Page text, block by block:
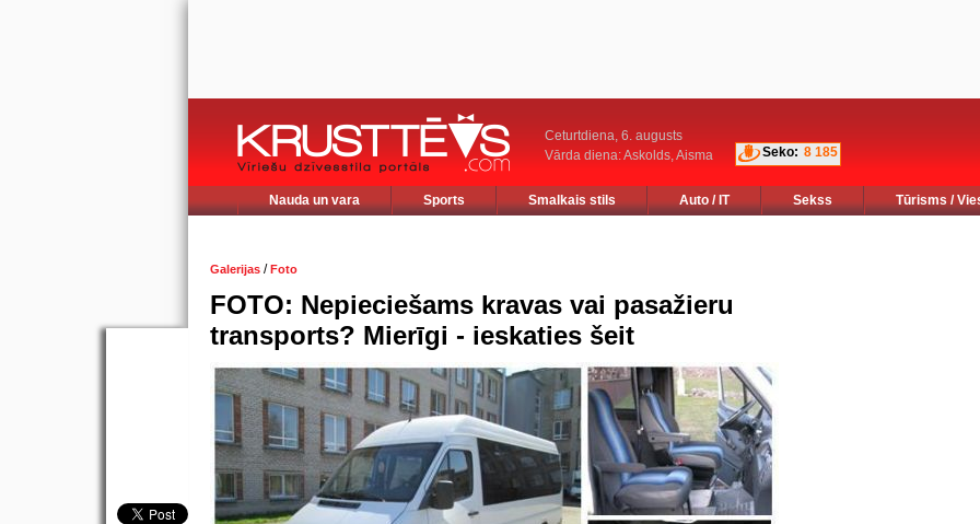
Ceturtdiena, 6. augusts
Vārda diena: Askolds, Aisma
Seko: 8 185
Nauda un vara Sports Smalkais stils Auto / IT Sekss Tūrisms /
Galerijas /Foto
FOTO: Nepieciešams kravas vai pasažieru
transports? Mierīgi - ieskaties šeit